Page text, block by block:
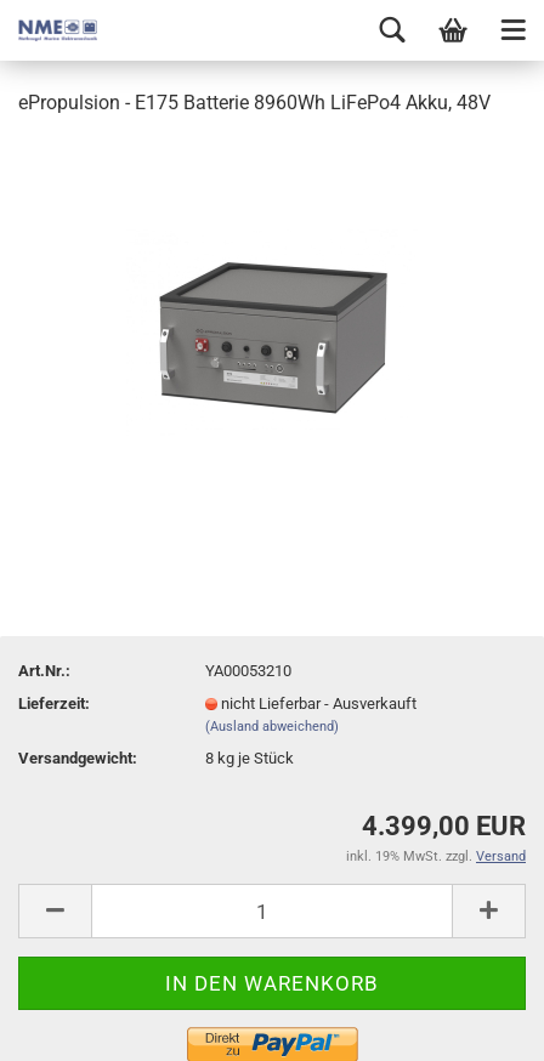
ePropulsion - E175 Batterie 8960Wh LiFePo4 Akku, 48V
Art.Nr.:
YA00053210
Lieferzeit:
nicht Lieferbar - Ausverkauft
(Ausland abweichend)
Versandgewicht: 8 kg je Stück
4.399,00 EUR
inkl. 19% MwSt. zzgl. Versand